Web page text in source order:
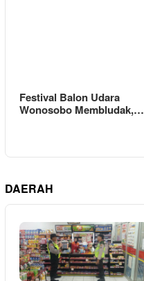
Festival Balon Udara
Wonosobo Membludak,…
DAERAH